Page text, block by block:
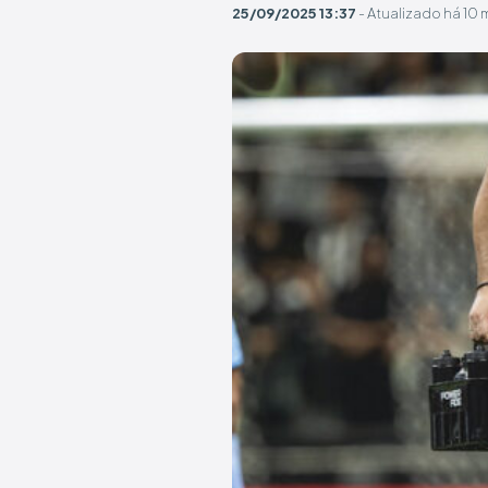
25/09/2025 13:37 - Atualizado há 10